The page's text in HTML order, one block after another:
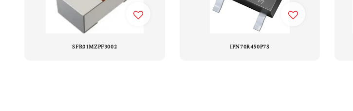
SFR01MZPF3002 IPN70R450P7S